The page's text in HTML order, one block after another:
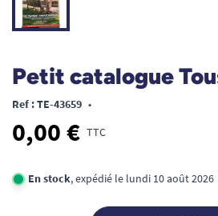
Petit catalogue
Ref : TE-43659 •
0,00 € TTC
En stock, expédié le lundi 10 août 2026